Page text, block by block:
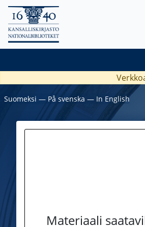
Suomeksi ― På svenska ― In English
Materiaali